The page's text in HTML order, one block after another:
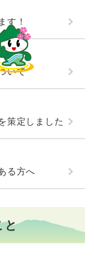
す！
いて
策定しました
る方へ
と